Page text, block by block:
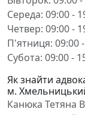
Середа: 09:00 -
Четвер: 09:00 -
П'ятниця: 09:00
Субота: 09:00 -
Як знайти
м.
Канюка Тетяна